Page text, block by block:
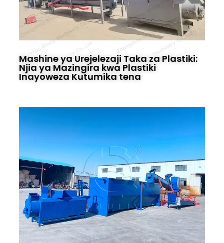
Mashine ya Urejelezaji Taka za Plastiki:
Njia ya Mazingira kwa Plastiki
Inayoweza Kutumika tena